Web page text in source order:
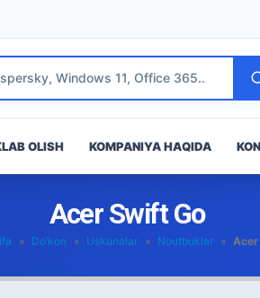
OLISH KOMPANIYA HAQIDA
Acer Swift Go
» Do’kon » Uskunalar » Noutbuklar » Acer